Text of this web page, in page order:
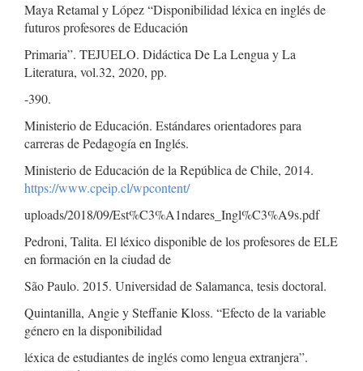
Maya Retamal y López “Disponibilidad léxica en inglés de
futuros profesores de Educación
Primaria”. TEJUELO. Didáctica De La Lengua y La
Literatura, vol.32, 2020, pp.
-390.
Ministerio de Educación. Estándares orientadores para
carreras de Pedagogía en Inglés.
Ministerio de Educación de la República de Chile, 2014.
https://www.cpeip.cl/wpcontent/
uploads/2018/09/Est%C3%A1ndares_Ingl%C3%A9s.pdf
Pedroni, Talita. El léxico disponible de los profesores de ELE
en formación en la ciudad de
São Paulo. 2015. Universidad de Salamanca, tesis doctoral.
Quintanilla, Angie y Steffanie Kloss. “Efecto de la variable
género en la disponibilidad
léxica de estudiantes de inglés como lengua extranjera”.